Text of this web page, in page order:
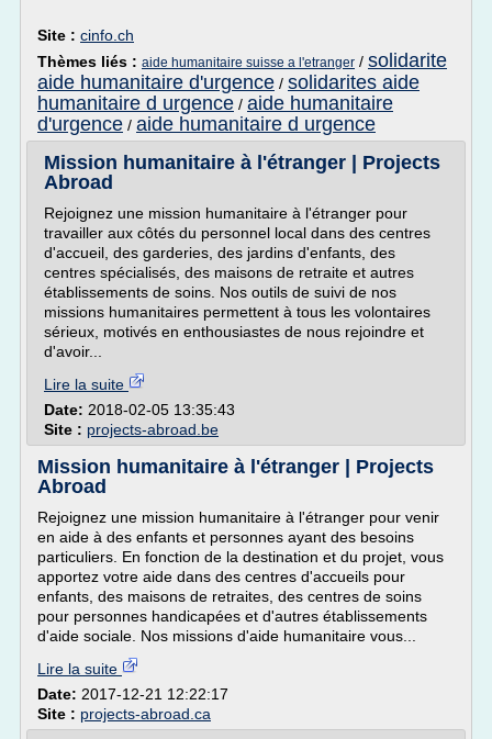
Site : cinfo.ch
Thèmes liés : aide humanitaire suisse a l'etranger / solidarite
aide humanitaire d'urgence / solidarites aide
humanitaire d urgence / aide humanitaire
d'urgence / aide humanitaire d urgence
Mission humanitaire à l'étranger | Projects
Abroad
Rejoignez une mission humanitaire à l'étranger pour
travailler aux côtés du personnel local dans des centres
d'accueil, des garderies, des jardins d'enfants, des
centres spécialisés, des maisons de retraite et autres
établissements de soins. Nos outils de suivi de nos
missions humanitaires permettent à tous les volontaires
sérieux, motivés en enthousiastes de nous rejoindre et
d'avoir...
Lire la suite
Date: 2018-02-05 13:35:43
Site : projects-abroad.be
Mission humanitaire à l'étranger | Projects
Abroad
Rejoignez une mission humanitaire à l'étranger pour venir
en aide à des enfants et personnes ayant des besoins
particuliers. En fonction de la destination et du projet, vous
apportez votre aide dans des centres d'accueils pour
enfants, des maisons de retraites, des centres de soins
pour personnes handicapées et d'autres établissements
d'aide sociale. Nos missions d'aide humanitaire vous...
Lire la suite
Date: 2017-12-21 12:22:17
Site : projects-abroad.ca